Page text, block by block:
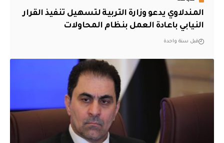
المندلاوي يدعو وزارة التربية لتسهيل تنفيذ القرار
النيابي باعادة العمل بنظام المحاولات
قبل سنة واحدة